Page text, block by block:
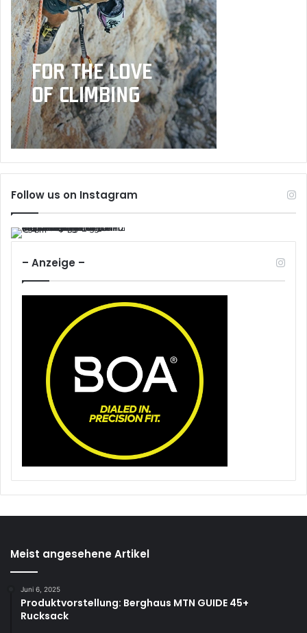
Follow us on Instagram
– Anzeige –
Meist angesehene Artikel
Juni 6, 2025
Produktvorstellung: Berghaus MTN GUIDE 45+
Rucksack